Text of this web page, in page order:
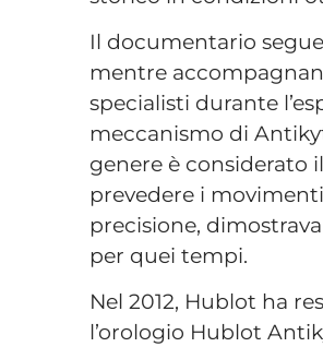
Il documentario
mentre
specialisti durante
meccanismo di
genere è considerato
prevedere i
precisione,
per quei tempi.
Nel 2012, Hublot ha
l’orologio Hublot